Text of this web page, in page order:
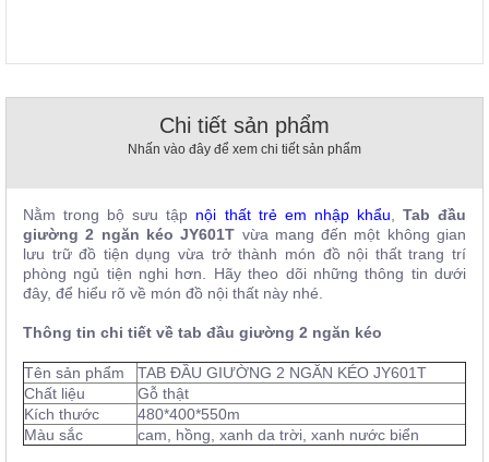
Trang
trang
Nội
Thất
Nhà
Hàng
Chi tiết sản phẩm
Nhấn vào đây để xem chi tiết sản phẩm
Nằm trong bộ sưu tập nội thất trẻ em nhập khẩu
Tab đầu
giường 2 ngăn kéo JY601T vừa mang đến một không gian
lưu trữ đồ tiện dụng vừa trở thành món đồ nội thất trang trí
phòng ngủ tiện nghi hơn. Hãy theo dõi những thông tin dưới
đây, để hiểu rõ về món đồ nội thất này nhé.
Thông tin chi tiết về tab đầu giường 2 ngăn kéo
Tên sản phẩm
TAB ĐẦU GIƯỜNG 2 NGĂN KÉO JY601T
Chất liệu
Gỗ thật
Kích thước
480*400*550m
Màu sắc
cam, hồng, xanh da trời, xanh nước biển